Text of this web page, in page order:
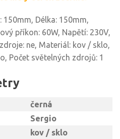
150mm, Délka: 150mm,
příkon: 60W, Napětí: 230V,
ne, Materiál: kov / sklo,
Počet světelných zdrojů: 1
černá
Sergio
kov / sklo